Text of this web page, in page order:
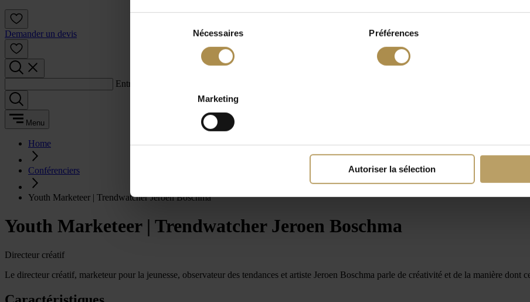
Nécessaires Préférences
Marketing
Autoriser la sélection
Demander un devis
Entrez un terme de recherche :
Menu
Home
Conférenciers
Youth Marketeer | Trendwatcher Jeroen Boschma
Youth Marketeer | Trendwatcher Jeroen Boschma
Directeur créatif
Le directeur créatif, marketeur pour la jeunesse, observateur des tendances et artiste Jeroen Boschma parle de créativité et de la manière dont